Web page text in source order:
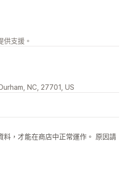
供支援。
NC, 27701, US
料，才能在商店中正常運作。 原因請